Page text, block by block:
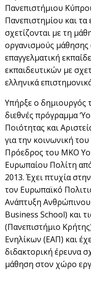
Πανεπιστήμιου
Πανεπιστημίου και τα
σχετίζονται με τη
οργανισμούς
επαγγελματική
εκπαιδευτικών με
ελληνικά
Υπήρξε ο δημιουργός
διεθνές πρόγραμμα
Ποιότητας και
για την κοινωνική
Πρόεδρος του ΜΚΟ
Ευρωπαίου Πολίτη
2013. Έχει πτυχία
τον Ευρωπαϊκό
Ανάπτυξη
Business School) και
(Πανεπιστήμιο
Ενηλίκων (ΕΑΠ) και
διδακτορική έρευνα
μάθηση στον χώρο